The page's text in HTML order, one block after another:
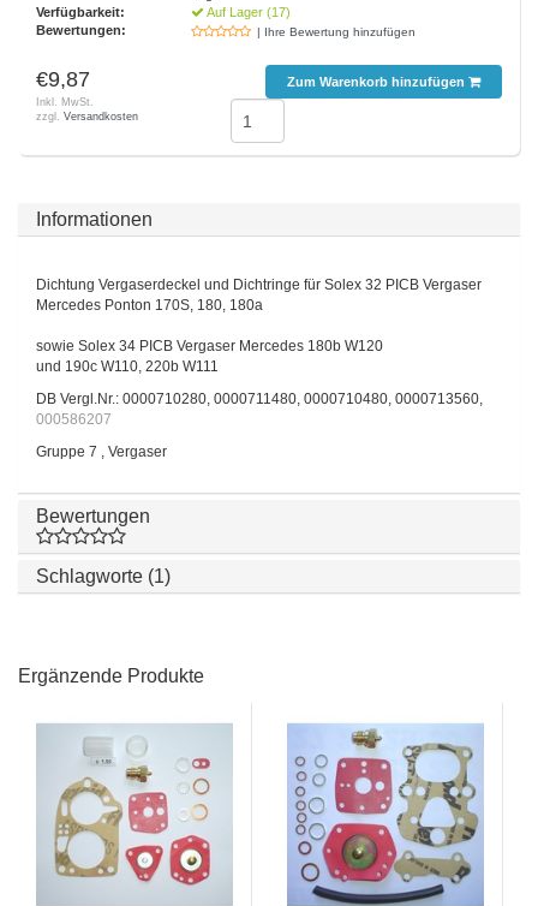
Verfügbarkeit:
Auf Lager (17)
Bewertungen:
| Ihre Bewertung hinzufügen
€9,87
Inkl. MwSt.
zzgl. Versandkosten
Zum Warenkorb hinzufügen
Informationen
Dichtung Vergaserdeckel und Dichtringe für Solex 32 PICB Vergaser
Mercedes Ponton 170S, 180, 180a
sowie Solex 34 PICB Vergaser Mercedes 180b W120
und 190c W110, 220b W111
DB Vergl.Nr.: 0000710280, 0000711480, 0000710480, 0000713560,
000586207
Gruppe 7 , Vergaser
Bewertungen
Schlagworte (1)
Ergänzende Produkte